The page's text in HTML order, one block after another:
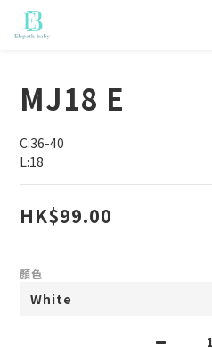
MJ18 E
C:36-40
L:18
HK$99.00
顏色